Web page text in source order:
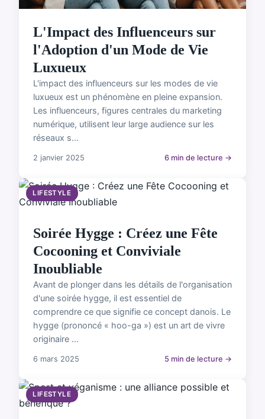
L'Impact des Influenceurs sur
l'Adoption d'un Mode de Vie
Luxueux
L'impact des influenceurs sur les modes de vie
luxueux est un phénomène en pleine expansion.
Les influenceurs, figures centrales du marketing
numérique, utilisent leur large audience sur les
réseaux s...
2 janvier 2025 6 min de lecture →
LIFESTYLE
Soirée Hygge : Créez une Fête
Cocooning et Conviviale
Inoubliable
Avant de plonger dans les détails de l'organisation
d'une soirée hygge, il est essentiel de
comprendre ce que signifie ce concept danois. Le
hygge (prononcé « hoo-ga ») est un art de vivre
originaire ...
6 mars 2025 5 min de lecture →
LIFESTYLE